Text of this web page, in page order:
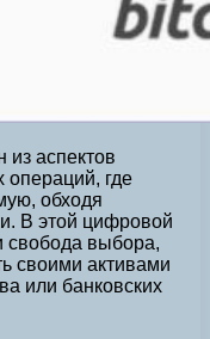
аспектов
операций, где
обходя
В этой цифровой
свобода выбора,
своими активами
или банковских